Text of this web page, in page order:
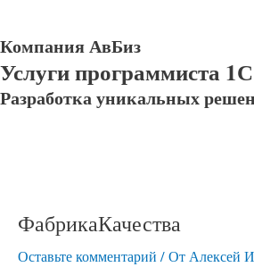
Компания АвБиз
Услуги программиста 1С
Разработка уникальных
ФабрикаКачества
Оставьте комментарий / ОтАлексей